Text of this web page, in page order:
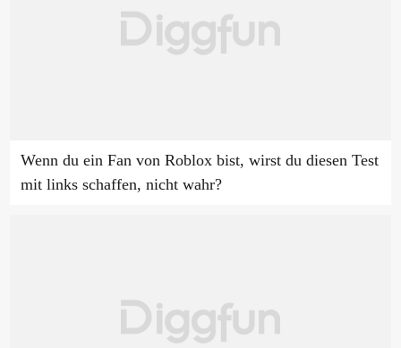
Wenn du ein Fan von Roblox bist, wirst du diesen Test
mit links schaffen, nicht wahr?